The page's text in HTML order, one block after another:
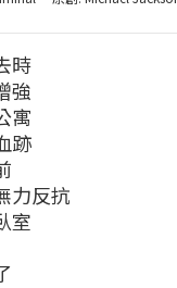
時
強
寓
跡
力反抗
室